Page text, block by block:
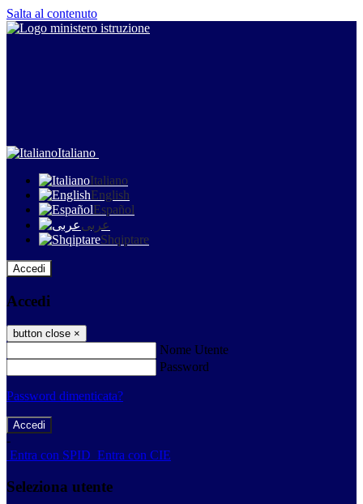
Salta al contenuto
Italiano
Italiano
English
Español
عربى
Shqiptare
Accedi
Accedi
button close ×
Nome Utente
Password
Password dimenticata?
-
Entra con SPID Entra con CIE
Seleziona utente